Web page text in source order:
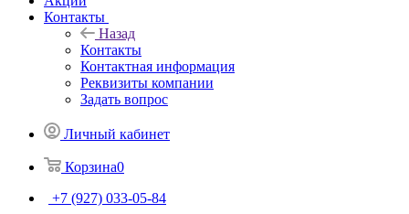
Контакты
Назад
Контакты
Контактная информация
Реквизиты компании
Задать вопрос
Личный кабинет
Корзина0
+7 (927) 033-05-84